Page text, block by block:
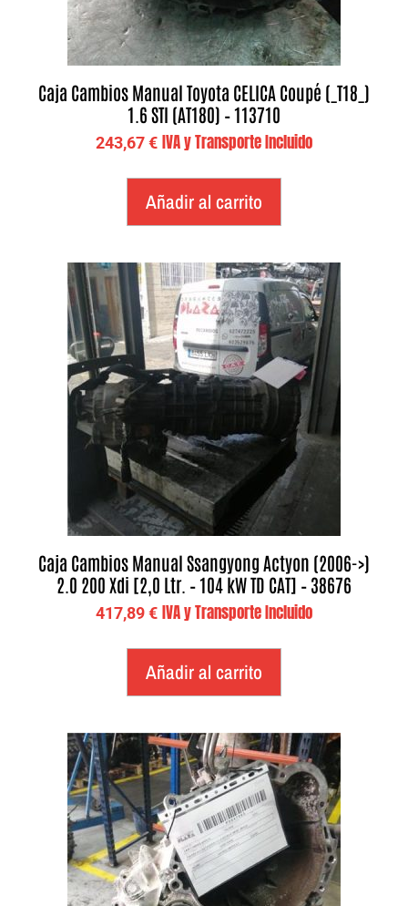
Caja Cambios Manual Toyota CELICA Coupé (_T18_)
1.6 STI (AT180) – 113710
243,67€ IVA y Transporte Incluido
Añadir al carrito
Caja Cambios Manual Ssangyong Actyon (2006->)
2.0 200 Xdi [2,0 Ltr. – 104 kW TD CAT] – 38676
417,89€ IVA y Transporte Incluido
Añadir al carrito